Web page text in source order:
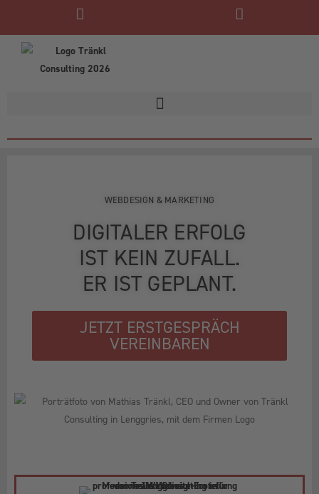
WEBDESIGN & MARKETING
DIGITALER ERFOLG
IST KEIN ZUFALL.
ER IST GEPLANT.
JETZT ERSTGESPRÄCH
VEREINBAREN